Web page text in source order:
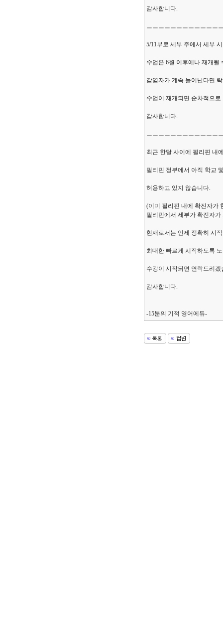
감사합니다.
ㅡㅡㅡㅡㅡㅡㅡㅡㅡㅡㅡㅡ
5/11부로 세부 주에서 세부
수업은 6월 이후에나 재개될
감염자가 계속 늘어난다면
수업이 재개되면 순차적으
감사합니다.
ㅡㅡㅡㅡㅡㅡㅡㅡㅡㅡㅡㅡ
최근 한달 사이에 필리핀 내
필리핀 정부에서 아직 학교
허용하고 있지 않습니다.
(이미 필리핀 내에 확진자가
필리핀에서 세부가 확진자
현재로서는 언제 정확히 시
최대한 빠르게 시작하도록
수강이 시작되면 연락드리겠
감사합니다.
-15분의 기적 영어에듀-